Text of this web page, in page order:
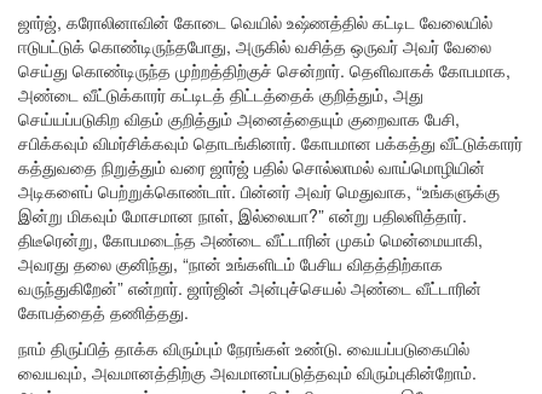
ஜார்ஜ், கரோலினாவின் கோடை வெயில் உஷ்ணத்தில் கட்டிட வேலையில்
ஈடுபட்டுக் கொண்டிருந்தபோது, ​​அருகில் வசித்த ஒருவர் அவர் வேலை
செய்து கொண்டிருந்த முற்றத்திற்குச் சென்றார். தெளிவாகக் கோபமாக,
அண்டை வீட்டுக்காரர் கட்டிடத் திட்டத்தைக் குறித்தும், அது
செய்யப்படுகிற விதம் குறித்தும் அனைத்தையும் குறைவாக பேசி,
சபிக்கவும் விமர்சிக்கவும் தொடங்கினார். கோபமான பக்கத்து வீட்டுக்காரர்
கத்துவதை நிறுத்தும் வரை ஜார்ஜ் பதில் சொல்லாமல் வாய்மொழியின்
அடிகளைப் பெற்றுக்கொண்டாா். பின்னர் அவர் மெதுவாக, “உங்களுக்கு
இன்று மிகவும் மோசமான நாள், இல்லையா?” என்று பதிலளித்தார்.
திடீரென்று, கோபமடைந்த அண்டை வீட்டாரின் முகம் மென்மையாகி,
அவரது தலை குனிந்து, “நான் உங்களிடம் பேசிய விதத்திற்காக
வருந்துகிறேன்” என்றார். ஜார்ஜின் அன்புச்செயல் அண்டை வீட்டாரின்
கோபத்தைத் தணித்தது.
நாம் திருப்பித் தாக்க விரும்பும் நேரங்கள் உண்டு. வையப்படுகையில்
வையவும், அவமானத்திற்கு அவமானப்படுத்தவும் விரும்புகின்றோம்.